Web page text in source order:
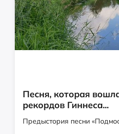
Песня, которая
рекордов Гиннеса...
Предыстория песни